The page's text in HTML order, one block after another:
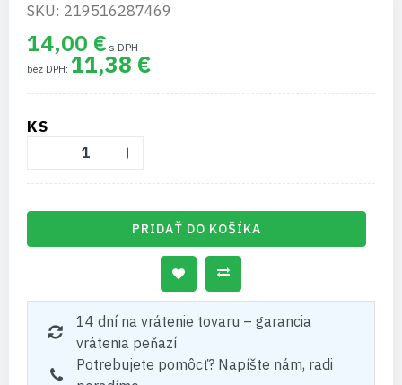
SKU: 219516287469
14,00 €
11,38 €
KS
PRIDAŤ DO KOŠÍKA
14 dní na vrátenie tovaru – garancia
vrátenia peňazí
Potrebujete pomôcť? Napíšte nám, radi